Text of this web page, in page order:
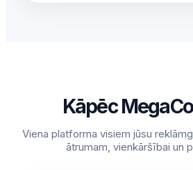
Kāpēc
Viena platforma visiem jūsu
ātrumam, vienkāršībai un